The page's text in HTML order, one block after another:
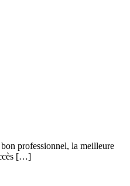
professionnel, la meilleure
[…]